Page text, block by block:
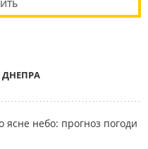
ясне небо: прогноз погоди